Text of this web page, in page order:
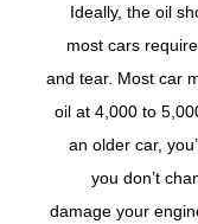
Ideally, the oil
most cars
and tear. Most car
oil at 4,000 to
an older car,
you don’t
damage your